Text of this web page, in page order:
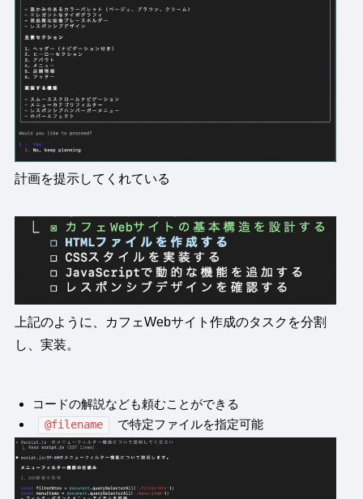
計画を提示してくれている
上記のように、カフェWebサイト作成のタスクを分割
し、実装。
コードの解説なども頼むことができる
@filename で特定ファイルを指定可能